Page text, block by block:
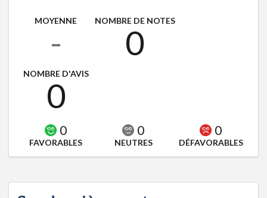
MOYENNE
-
NOMBRE DE NOTES
0
NOMBRE D'AVIS
0
0
FAVORABLES
0
NEUTRES
0
DÉFAVORABLES